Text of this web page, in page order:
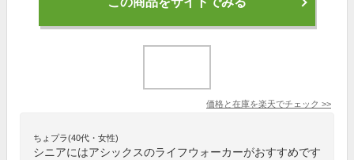
価格と在庫を楽天でチェック >>
ちょプラ(40代・女性)
シニアにはアシックスのライフウォーカーがおすすめです